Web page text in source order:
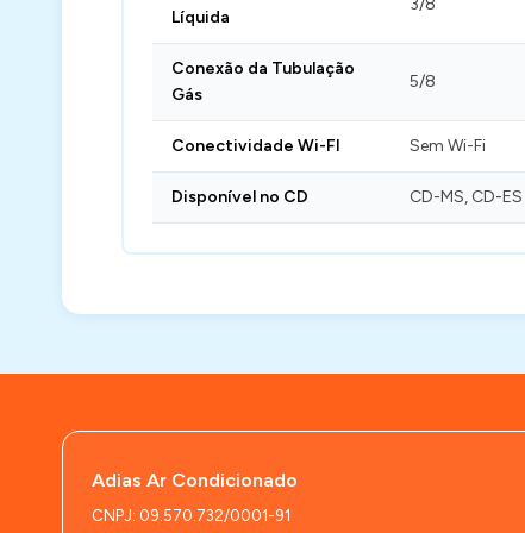
Líquida
3/8
Conexão da Tubulação
Gás
5/8
Conectividade Wi-FI Sem Wi-Fi
Disponível no CD CD-MS, CD-ES
Adias Ar Condicionado
CNPJ: 09.570.732/0001-91